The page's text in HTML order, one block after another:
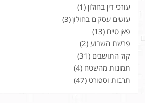
עורכי דין בחולון (1)
עושים עסקים בחולון (3)
פאן טיים (13)
פרשת השבוע (2)
קול התושבים (31)
תמונות מהשטח (4)
תרבות וספורט (47)